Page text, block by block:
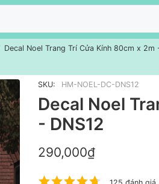
Decal Noel Trang Trí Cửa Kính 80cm x 2m
SKU: HM-NOEL-DC-DNS12
Decal Noel
- DNS12
290,000₫
125 đánh giá